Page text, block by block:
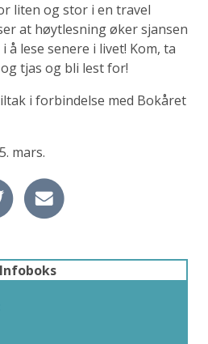
liten og stor i en travel
at høytlesning øker sjansen
lese senere i livet! Kom, ta
tjas og bli lest for!
i forbindelse med Bokåret
mars.
Infoboks